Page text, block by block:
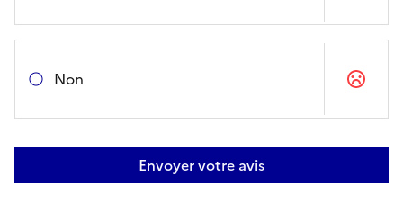
Non
Envoyer votre avis